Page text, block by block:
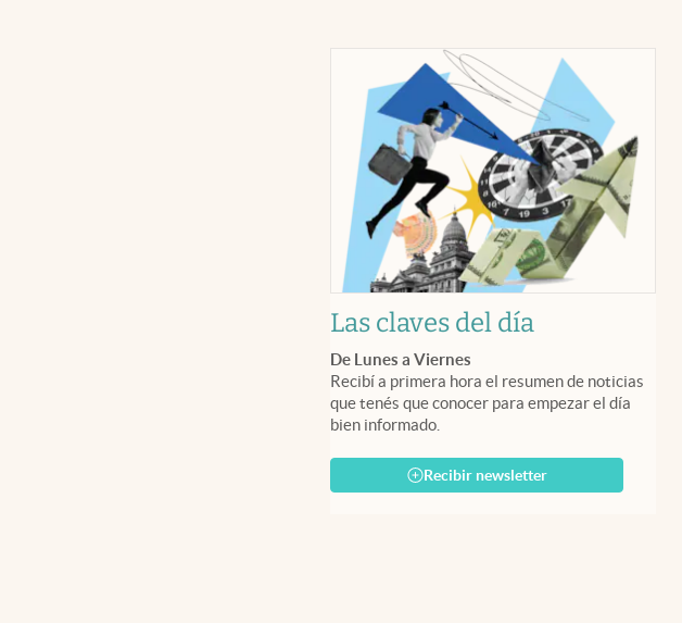
Las claves del día
De Lunes a Viernes
Recibí a primera hora el resumen de noticias
que tenés que conocer para empezar el día
bien informado.
Recibir newsletter